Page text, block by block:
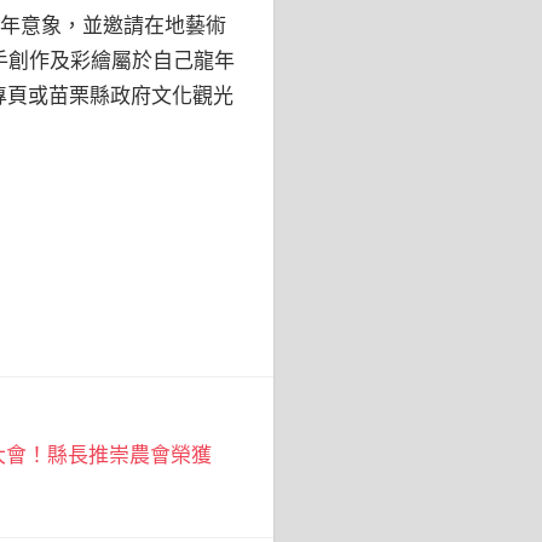
意象，並邀請在地藝術
作及彩繪屬於自己龍年
或苗栗縣政府文化觀光
！縣長推崇農會榮獲